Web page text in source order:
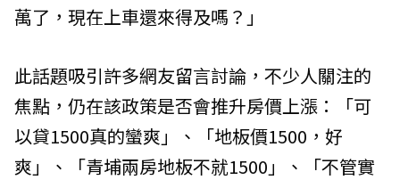
萬了，現在上車還來得及嗎？」
此話題吸引許多網友留言討論，不少人關注的
焦點，仍在該政策是否會推升房價上漲：「可
以貸1500真的蠻爽」、「地板價1500，好
爽」、「青埔兩房地板不就1500」、「不管實